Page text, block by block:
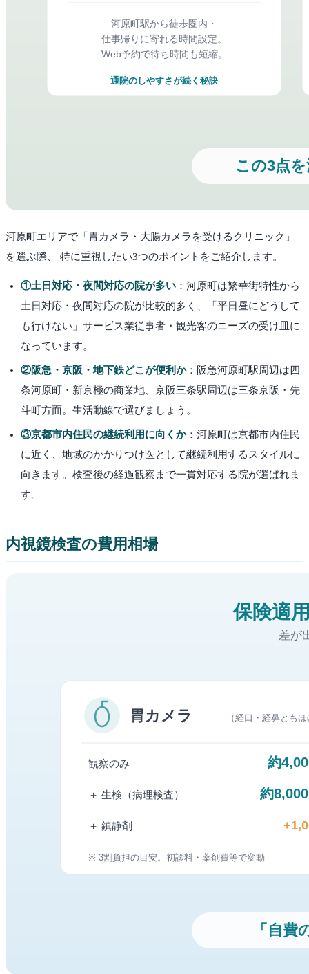
河原町エリアで「胃カメラ・大腸カメラを受けるクリニック」
を選ぶ際、 特に重視したい3つのポイントをご紹介します。
①土日対応・夜間対応の院が多い ：河原町は繁華街特性から
土日対応・夜間対応の院が比較的多く、「平日昼にどうして
も行けない」サービス業従事者・観光客のニーズの受け皿に
なっています。
②阪急・京阪・地下鉄どこが便利か： 阪急河原町駅周辺は四
条河原町・新京極の商業地、京阪三条駅周辺は三条京阪・先
斗町方面。生活動線で選びましょう。
③京都市内住民の継続利用に向くか：河原町は京都市内住民
に近く、地域のかかりつけ医として継続利用するスタイルに
向きます。検査後の経過観察まで一貫対応する院が選ばれま
す。
内視鏡検査の費用相場